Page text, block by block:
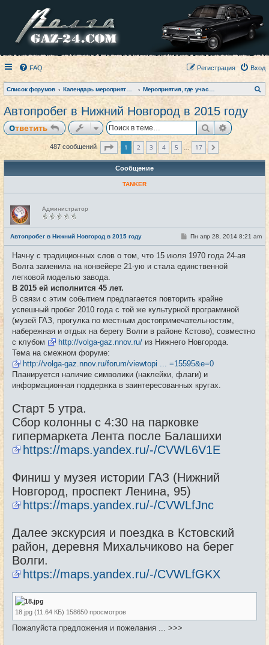
FAQ Вход
Регистрация
Список форумов
о
Автопробег в Нижний Новгород в 2015 году
Ответить Поиск
487 сообщений Страница из
1 2 3 4 5 17
Сообщение
TANKER
Н
е
в
с
е
т
и
Администратор
Автопробег в Нижний Новгород в 2015 году #1
С
б
щ
Пн апр 28, 2014 8:21 am
Начну с традиционных слов о том, что 15 июля 1970 года 24-ая
Волга заменила на конвейере 21-ую и стала единственной
легковой моделью завода.
В 2015 ей исполнится 45 лет.
В связи с этим событием предлагается повторить крайне
успешный пробег 2010 года с той же культурной программной
(музей ГАЗ, прогулка по местным достопримечательностям,
набережная и отдых на берегу Волги в районе Кстово), совместно
с клубом
http://volga-gaz.nnov.ru/ из Нижнего Новгорода.
Тема на смежном форуме:
http://volga-gaz.nnov.ru/forum/viewtopi ... =15595&e=0
Планируется наличие символики (наклейки, флаги) и
информационная поддержка в заинтересованных кругах.
Старт 5 утра.
Сбор колонны с 4:30 на парковке
гипермаркета Лента после Балашихи
https://maps.yandex.ru/-/CVWL6V1E
Финиш у музея истории ГАЗ (Нижний
Новгород, проспект Ленина, 95)
https://maps.yandex.ru/-/CVWLfJnc
Далее экскурсия и поездка в Кстовский
район, деревня Михальчиково на берег
Волги.
https://maps.yandex.ru/-/CVWLfGKX
18.jpg (11.64 КБ) 158650 просмотров
Пожалуйста предложения и пожелания ... >>>